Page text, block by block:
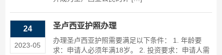
24
2023-05
圣卢西亚护照办理
办理圣卢西亚护照需要满足以下条件： 1. 年龄要
求：申请人必须年满18岁。 2. 投资要求：申请人需